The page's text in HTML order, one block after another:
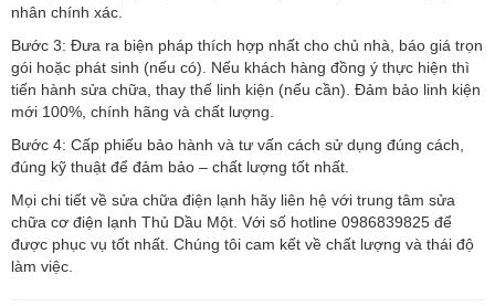
nhân chính xác.
Bước 3: Đưa ra biện pháp thích hợp nhất cho chủ nhà, báo giá trọn
gói hoặc phát sinh (nếu có). Nếu khách hàng đồng ý thực hiện thì
tiến hành sửa chữa, thay thế linh kiện (nếu cần). Đảm bảo linh kiện
mới 100%, chính hãng và chất lượng.
Bước 4: Cấp phiếu bảo hành và tư vấn cách sử dụng đúng cách,
đúng kỹ thuật để đảm bảo – chất lượng tốt nhất.
Mọi chi tiết về sửa chữa điện lạnh hãy liên hệ với trung tâm sửa
chữa cơ điện lạnh Thủ Dầu Một. Với số hotline 0986839825 để
được phục vụ tốt nhất. Chúng tôi cam kết về chất lượng và thái độ
làm việc.